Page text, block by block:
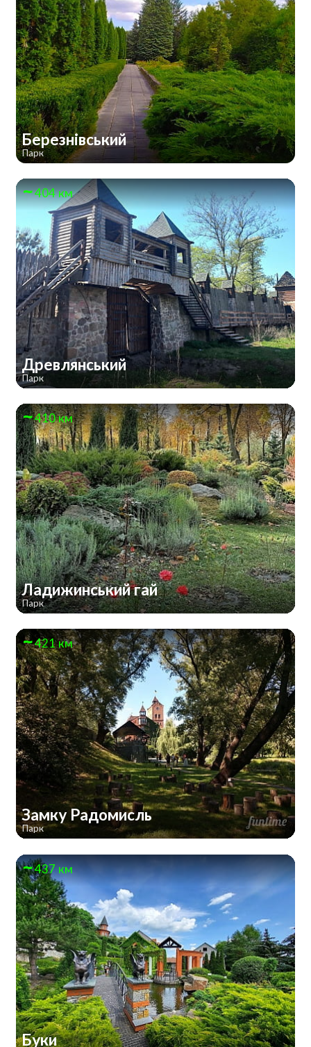
Березнівський
Парк
404 км
Древлянський
Парк
410 км
Ладижинський гай
Парк
421 км
Замку Радомисль
Парк
437 км
Буки